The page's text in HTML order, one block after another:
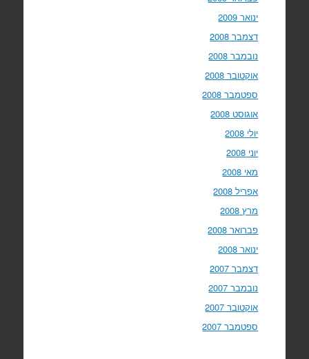
ינואר 2009
דצמבר 2008
נובמבר 2008
אוקטובר 2008
ספטמבר 2008
אוגוסט 2008
יולי 2008
יוני 2008
מאי 2008
אפריל 2008
מרץ 2008
פברואר 2008
ינואר 2008
דצמבר 2007
נובמבר 2007
אוקטובר 2007
ספטמבר 2007